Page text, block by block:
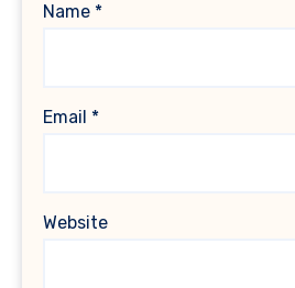
Name *
Email *
Website